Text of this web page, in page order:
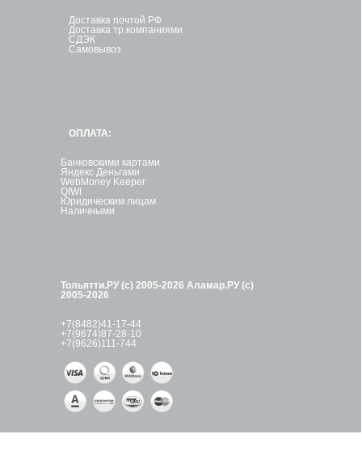
Доставка почтой РФ
Доставка тр.компаниями
СДЭК
Самовывоз
ОПЛАТА:
Банковскими картами
Яндекс Деньгами
WebMoney Keeper
QIWI
Юридическим лицам
Наличными
Тольятти.РУ (с) 2005-2026 Аламар.РУ (с)
2005-2026
+7(8482)41-17-44
+7(9674)87-28-10
+7(9626)111-744